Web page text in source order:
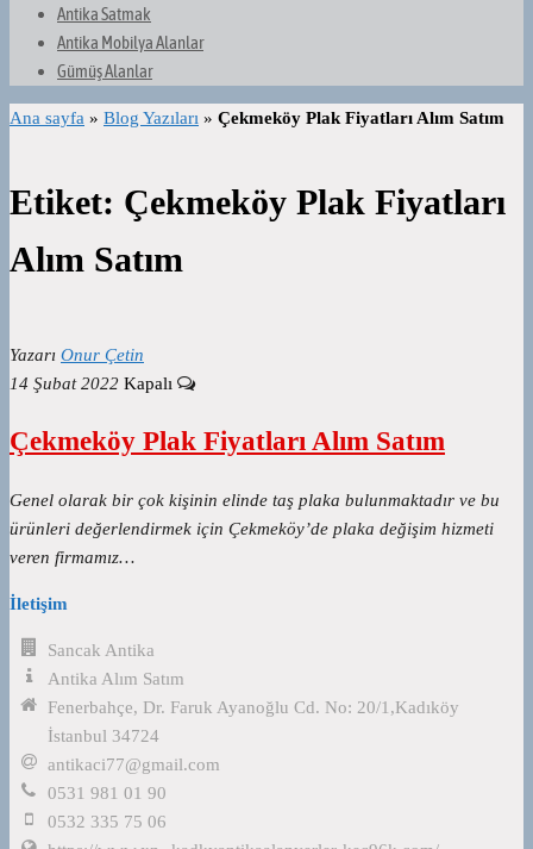
Antika Satmak
Antika Mobilya Alanlar
Gümüş Alanlar
Ana sayfa » Blog Yazıları » Çekmeköy Plak Fiyatları Alım Satım
Etiket: Çekmeköy Plak Fiyatları
Alım Satım
Yazarı Onur Çetin
14 Şubat 2022 Kapalı
Çekmeköy Plak Fiyatları Alım Satım
Genel olarak bir çok kişinin elinde taş plaka bulunmaktadır ve bu
ürünleri değerlendirmek için Çekmeköy’de plaka değişim hizmeti
veren firmamız…
İletişim
Sancak Antika
Antika Alım Satım
Fenerbahçe, Dr. Faruk Ayanoğlu Cd. No: 20/1,Kadıköy
İstanbul 34724
antikaci77@gmail.com
0531 981 01 90
0532 335 75 06